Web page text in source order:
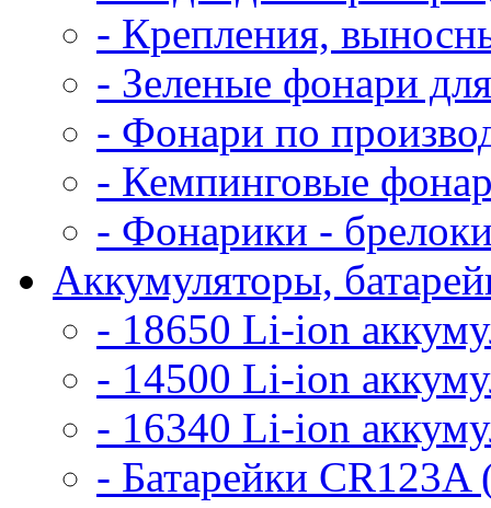
- Крепления,
- Зеленые фонари
- Фонари по
- Кемпинговые
- Фонарики -
Аккумуляторы,
- 18650 Li-ion
- 14500 Li-ion
- 16340 Li-ion
- Батарейки CR123A